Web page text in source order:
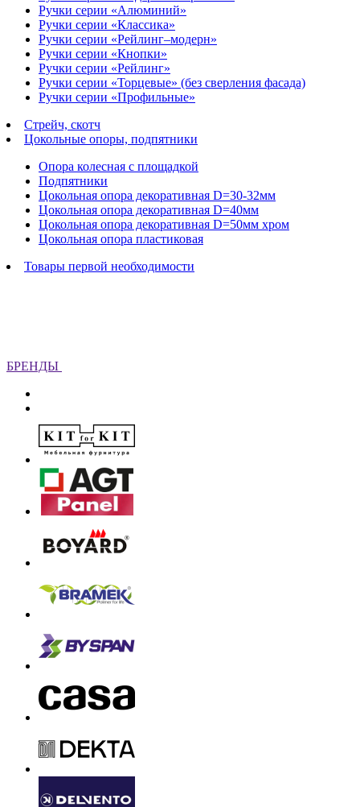
Ручки серии «Алюминий»
Ручки серии «Классика»
Ручки серии «Рейлинг–модерн»
Ручки серии «Кнопки»
Ручки серии «Рейлинг»
Ручки серии «Торцевые» (без сверления фасада)
Ручки серии «Профильные»
Стрейч, скотч
Цокольные опоры, подпятники
Опора колесная с площадкой
Подпятники
Цокольная опора декоративная D=30-32мм
Цокольная опора декоративная D=40мм
Цокольная опора декоративная D=50мм хром
Цокольная опора пластиковая
Товары первой необходимости
БРЕНДЫ